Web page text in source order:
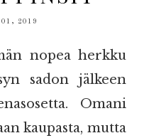
01, 2019
nopea herkku
sadon jälkeen
Omani
kaupasta, mutta